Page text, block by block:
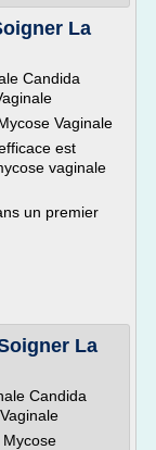
La
Candida
Vaginale
est
vaginale
un premier
La
Candida